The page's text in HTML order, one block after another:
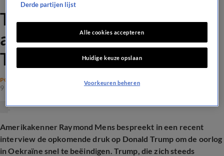
Trump wil snel einde maken
aan oorlog: 'Chagrijn van
Trump richt zich op Europa’
POLITIEK
9 dec 2025, 19:06
Amerikakenner Raymond Mens bespreekt in een recent
interview de opkomende druk op Donald Trump om de oorlog
in Oekraïne snel te beëindigen. Trump, die zich steeds
Derde partijen lijst
Alle cookies accepteren
Huidige keuze opslaan
Voorkeuren beheren